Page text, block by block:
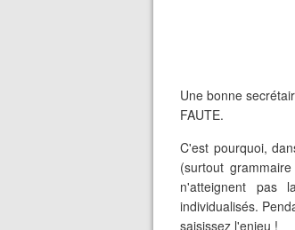
Une bonne
FAUTE.
C'est pourquoi,
(surtout
n'atteignent pas
individualisés.
saisissez l'enjeu !